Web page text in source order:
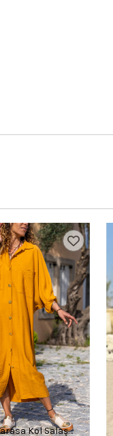
Kol Salaş